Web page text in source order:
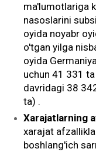
ma'lumotlariga
nasoslarini
oyida noyabr
o'tgan yilga
oyida
uchun 41 331
davridagi 38
ta) .
Xarajatlarning
xarajat
boshlang'ich